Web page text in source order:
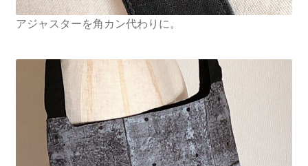
アジャスターを角カン代わりに。